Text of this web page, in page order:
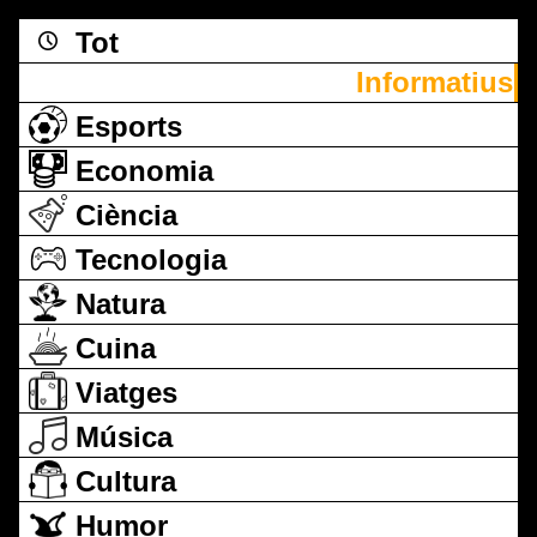
Tot
Informatius
Esports
Economia
Ciència
Tecnologia
Natura
Cuina
Viatges
Música
Cultura
Humor